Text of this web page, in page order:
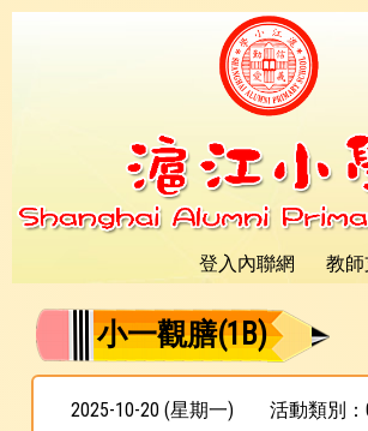
登入內聯網 教
小一觀膳(1B)
2025-10-20 (星期一) 活動類別